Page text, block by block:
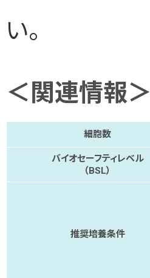
い。
＜関連情報＞
細胞数
バイオセーフティレベル
（BSL）
推奨培養条件